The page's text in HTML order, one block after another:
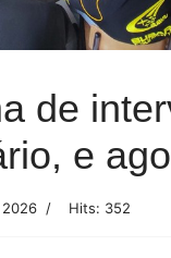
de
e
2026 Hits: 352